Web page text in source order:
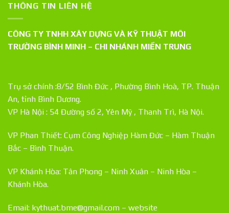
THÔNG TIN LIÊN HỆ
CÔNG TY TNHH XÂY DỰNG VÀ KỸ THUẬT MÔI
TRƯỜNG BÌNH MINH – CHI NHÁNH MIỀN TRUNG
Trụ sở chính :8/52 Bình Đức , Phường Bình Hoà, TP. Thuận
An, tỉnh Bình Dương.
VP Hà Nội : 54 Đường số 2, Yên Mỹ , Thanh Trì, Hà Nội.
VP Phan Thiết: Cụm Công Nghiệp Hàm Đức – Hàm Thuận
Bắc – Bình Thuận.
VP Khánh Hòa: Tân Phong – Ninh Xuân – Ninh Hòa –
Khánh Hòa.
Email: kythuat.bme@gmail.com – website